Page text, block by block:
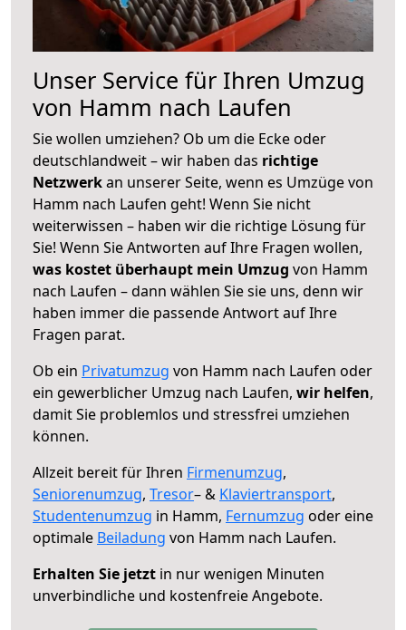
Unser Service für Ihren Umzug
von Hamm nach Laufen
Sie wollen umziehen? Ob um die Ecke oder
deutschlandweit – wir haben das richtige
Netzwerkan unserer Seite, wenn es Umzüge von
Hamm nach Laufen geht! Wenn Sie nicht
weiterwissen – haben wir die richtige Lösung für
Sie! Wenn Sie Antworten auf Ihre Fragen wollen,
was kostet überhaupt mein Umzug von Hamm
nach Laufen – dann wählen Sie sie uns, denn wir
haben immer die passende Antwort auf Ihre
Fragen parat.
Ob ein Privatumzug von Hamm nach Laufen oder
ein gewerblicher Umzug nach Laufen, wir helfen,
damit Sie problemlos und stressfrei umziehen
können.
Allzeit bereit für Ihren Firmenumzug,
Seniorenumzug, Tresor– & Klaviertransport,
Studentenumzug in Hamm, Fernumzug oder eine
optimale Beiladung von Hamm nach Laufen.
Erhalten Sie jetzt in nur wenigen Minuten
unverbindliche und kostenfreie Angebote.